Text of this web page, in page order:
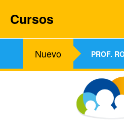
Nuevo PROF.
Cursos